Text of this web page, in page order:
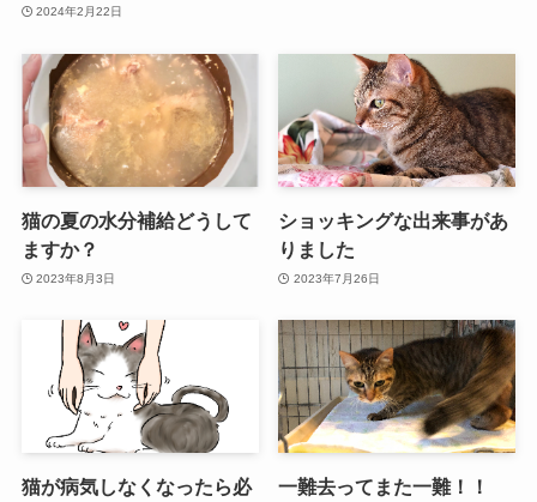
2024年2月22日
猫の夏の水分補給どうして
ますか？
2023年8月3日
ショッキングな出来事があ
りました
2023年7月26日
猫が病気しなくなったら必 一難去ってまた一難！！